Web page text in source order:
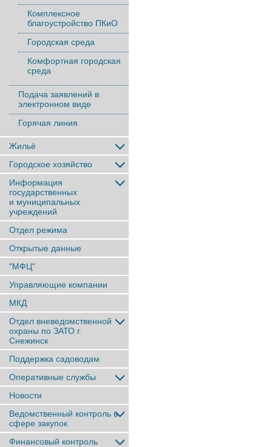
Комплексное
благоустройство ПКиО
Городская среда
Комфортная городская
среда
Подача заявлений в
электронном виде
Горячая линия
Жильё
Городское хозяйство
Информация
государственных
и муниципальных
учреждений
Отдел режима
Открытые данные
"МФЦ"
Управляющие компании
МКД
Отдел вневедомственной
охраны по ЗАТО г.
Снежинск
Поддержка садоводам
Оперативные службы
Новости
Ведомственный контроль в
сфере закупок
Финансовый контроль